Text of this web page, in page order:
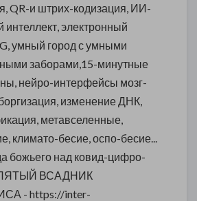
QR-и штрих-кодизация, ИИ-
интеллект, электронный
умный город с умными
заборами,15-минутные
нейро-интерфейсы мозг-
изменение ДНК,
метавселенные,
климато-бесие, оспо-бесие...
божьего над ковид-цифро-
ВСАДНИК
- https://inter-